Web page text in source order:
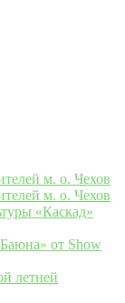
м. о. Чехов
м. о. Чехов
«Каскад»
от Show
летней